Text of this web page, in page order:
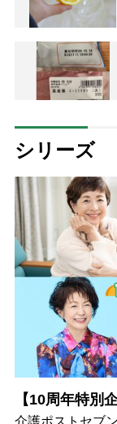
シリーズ
【10周年特別